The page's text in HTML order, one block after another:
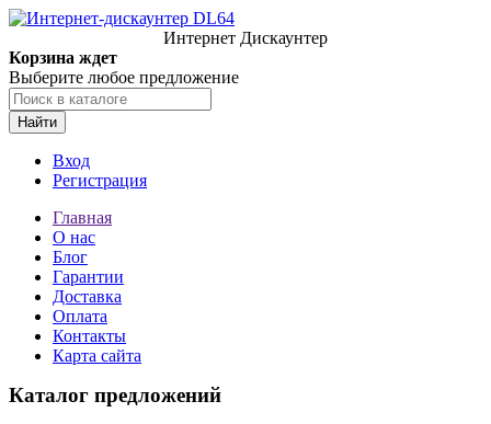
Интернет Дискаунтер
Корзина ждет
Выберите любое предложение
Найти
Вход
Регистрация
Главная
О нас
Блог
Гарантии
Доставка
Оплата
Контакты
Карта сайта
Каталог предложений